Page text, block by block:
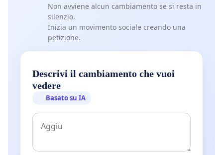
Non avviene alcun cambiamento se si resta in
silenzio.
Inizia un movimento sociale creando una
petizione.
Descrivi il cambiamento che vuoi
vedere
Basato su IA